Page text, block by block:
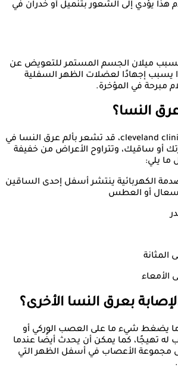
هذا يؤدي إلى الشعور بتنميل أو خدران في
بسبب ميلان الجسم المستمر للتعويض عن
يسبب إجهادًا لعضلات الظهر السفلية
مبرحة في المؤخرة.
النسا؟
وفقًا لما جاء بموقع cleveland clinic، قد تشعر بألم عرق النسا في
أو ساقيك، وتتراوح الأعراض من خفيفة
ما يلي:
الكهربائية ينتشر أسفل إحدى الساقين
أو العطس
بعرق النسا الأخرى؟
يضغط شيء ما على العصب الوركي أو
له تهيجًا، كما يمكن أن يحدث أيضًا عندما
مجموعة الأعصاب في أسفل الظهر التي